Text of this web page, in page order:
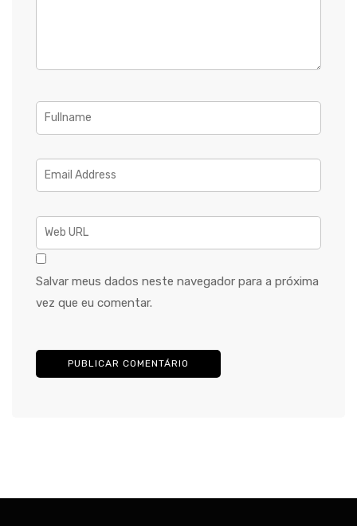
Salvar meus dados neste navegador para a próxima
vez que eu comentar.